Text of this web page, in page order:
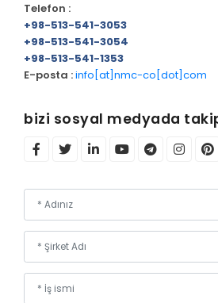
Tüm ürünler
NMC kategorisiz tüm ürünler
Telefon :
+98-513-541-3053
+98-513-541-3054
+98-513-541-1353
E-posta :info[at]nmc-co[dot]com
bizi sosyal medyada